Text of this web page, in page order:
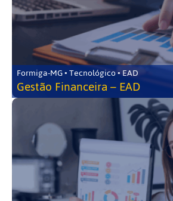
Formiga-MG • Tecnológico • EAD
Gestão Financeira – EAD